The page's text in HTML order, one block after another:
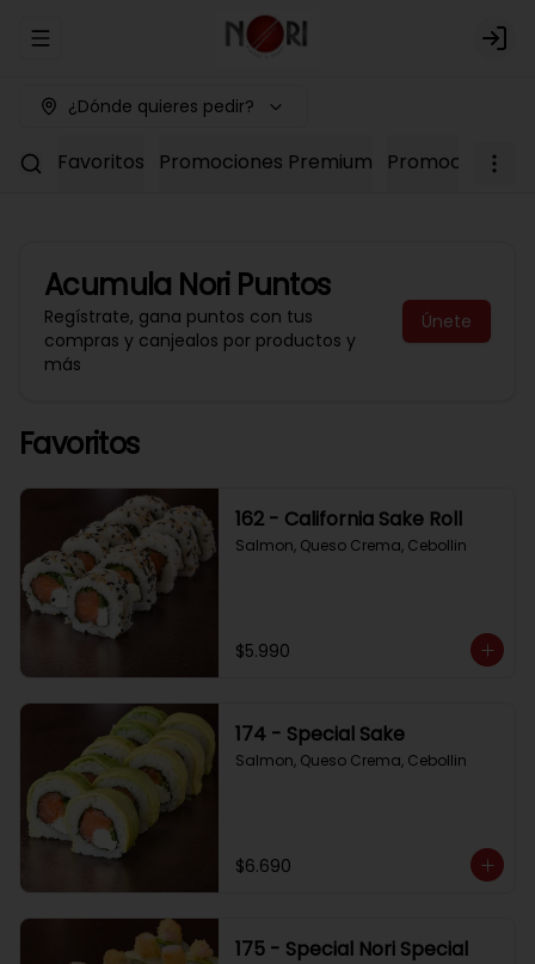
Abrir menu de navegación Login
¿Dónde quieres pedir?
Favoritos Promociones Premium Promociones
Acumula Nori Puntos
Regístrate, gana puntos con tus
compras y canjealos por productos y
más
Únete
Favoritos
162 - California Sake Roll
Salmon, Queso Crema, Cebollin
$5.990
174 - Special Sake
Salmon, Queso Crema, Cebollin
$6.690
175 - Special Nori Special